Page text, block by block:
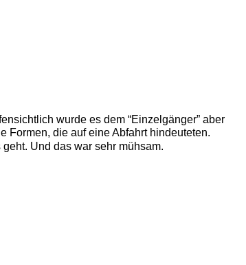
wurde es dem “Einzelgänger” aber
Formen, die auf eine Abfahrt hindeuteten.
Und das war sehr mühsam.